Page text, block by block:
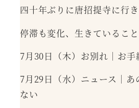
四十年ぶりに唐招提寺に行
停滞も変化、生きているこ
7月30日（木）お別れ｜お手
7月29日（水）ニュース｜あ
ない